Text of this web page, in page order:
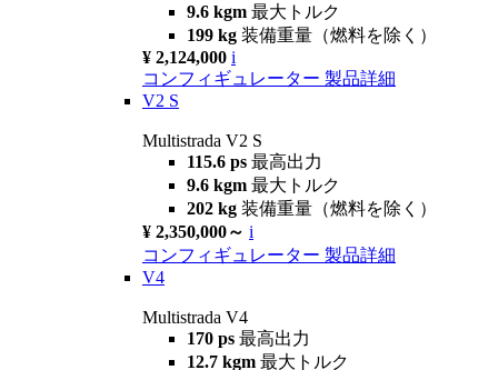
9.6 kgm 最大トルク
199 kg 装備重量（燃料を除く）
¥ 2,124,000 i
コンフィギュレーター 製品詳細
V2 S
Multistrada V2 S
115.6 ps 最高出力
9.6 kgm 最大トルク
202 kg 装備重量（燃料を除く）
¥ 2,350,000～ i
コンフィギュレーター 製品詳細
V4
Multistrada V4
170 ps 最高出力
12.7 kgm 最大トルク